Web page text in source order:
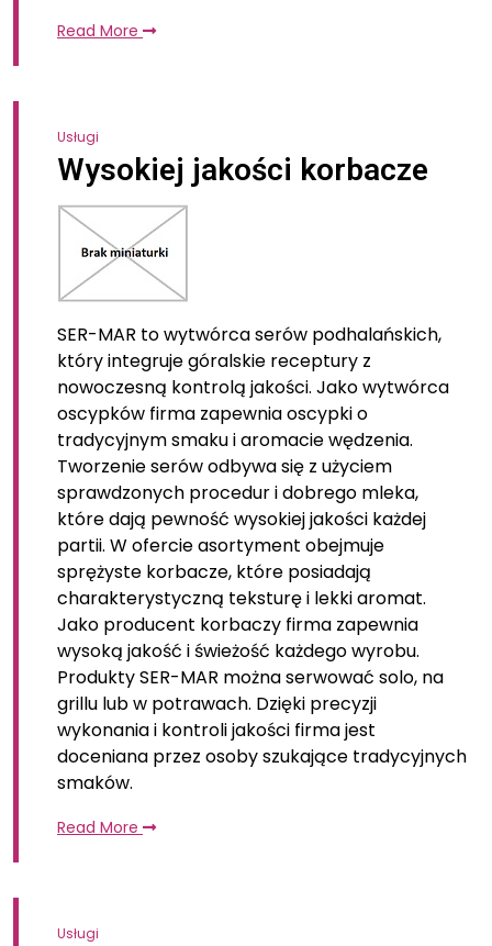
Read More
Usługi
Wysokiej jakości korbacze
SER-MAR to wytwórca serów podhalańskich,
który integruje góralskie receptury z
nowoczesną kontrolą jakości. Jako wytwórca
oscypków firma zapewnia oscypki o
tradycyjnym smaku i aromacie wędzenia.
Tworzenie serów odbywa się z użyciem
sprawdzonych procedur i dobrego mleka,
które dają pewność wysokiej jakości każdej
partii. W ofercie asortyment obejmuje
sprężyste korbacze, które posiadają
charakterystyczną teksturę i lekki aromat.
Jako producent korbaczy firma zapewnia
wysoką jakość i świeżość każdego wyrobu.
Produkty SER-MAR można serwować solo, na
grillu lub w potrawach. Dzięki precyzji
wykonania i kontroli jakości firma jest
doceniana przez osoby szukające tradycyjnych
smaków.
Read More
Usługi